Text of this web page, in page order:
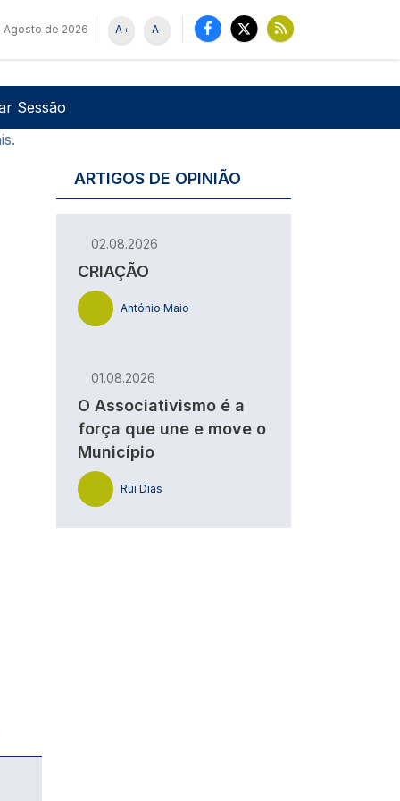
Agosto de 2026 -
A
+
A
de utilizador
Sessão
ARTIGOS DE OPINIÃO
02.08.2026
CRIAÇÃO
António Maio
01.08.2026
O Associativismo é a
força que une e move o
Município
Rui Dias